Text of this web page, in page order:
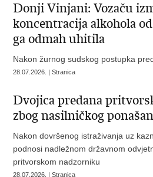
Donji Vinjani: Vozaču
koncentracija alkohola
ga odmah uhitila
Nakon žurnog sudskog postupka
28.07.2026. | Stranica
Dvojica predana
zbog nasilničkog
Nakon dovršenog istraživanja uz
podnosi nadležnom državnom
pritvorskom nadzorniku
28.07.2026. | Stranica